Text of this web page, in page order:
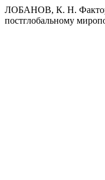
ЛОБАНОВ, К. Н. Фактор
постглобальному